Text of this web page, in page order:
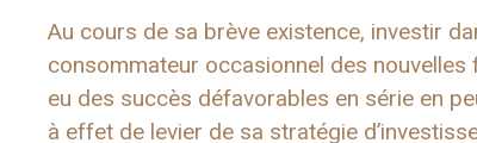
Au cours de sa brève existence, investir
consommateur occasionnel des nouvelles
eu des succès défavorables en série en
à effet de levier de sa stratégie